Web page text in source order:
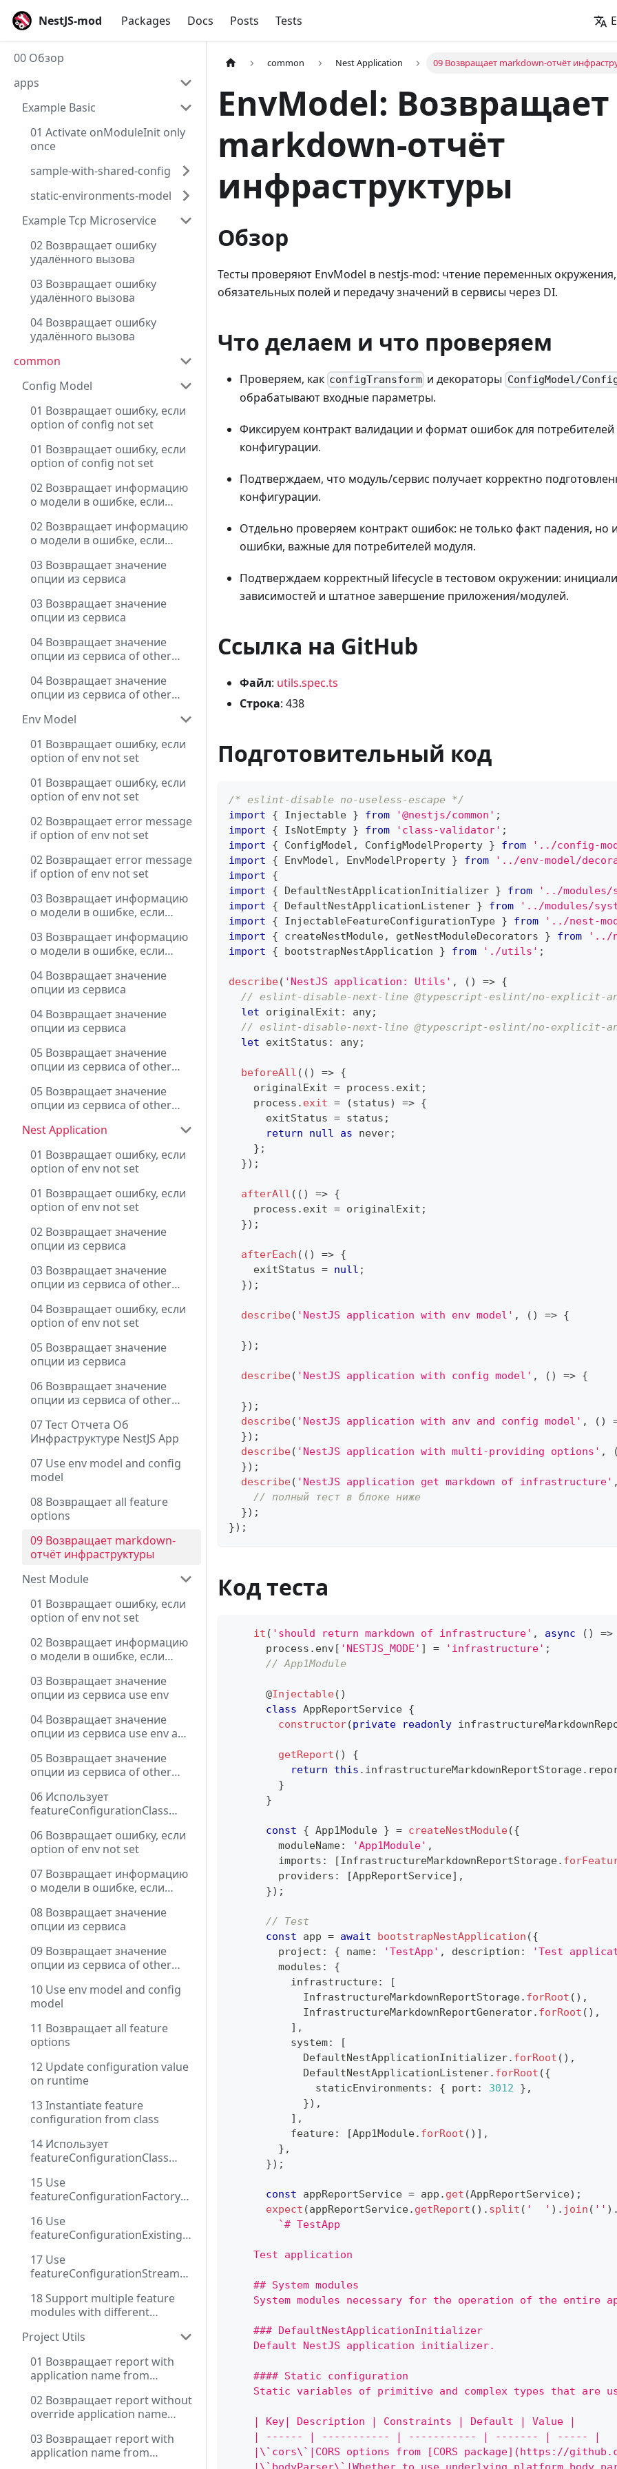
NestJS-mod Packages Docs Posts Tests
00 Обзор
apps
Example Basic
01 Activate onModuleInit only
once
sample-with-shared-config
static-environments-model
Example Tcp Microservice
02 Возвращает ошибку
удалённого вызова
03 Возвращает ошибку
удалённого вызова
04 Возвращает ошибку
удалённого вызова
common
Config Model
01 Возвращает ошибку, если
option of config not set
01 Возвращает ошибку, если
option of config not set
02 Возвращает информацию
о модели в ошибке, если
02 Возвращает информацию
о модели в ошибке, если
03 Возвращает значение
опции из сервиса
03 Возвращает значение
опции из сервиса
04 Возвращает значение
опции из сервиса of other
04 Возвращает значение
опции из сервиса of other
Env Model
01 Возвращает ошибку, если
option of env not set
01 Возвращает ошибку, если
option of env not set
02 Возвращает error message
if option of env not set
02 Возвращает error message
if option of env not set
03 Возвращает информацию
о модели в ошибке, если
03 Возвращает информацию
о модели в ошибке, если
04 Возвращает значение
опции из сервиса
04 Возвращает значение
опции из сервиса
05 Возвращает значение
опции из сервиса of other
05 Возвращает значение
опции из сервиса of other
Nest Application
01 Возвращает ошибку, если
option of env not set
01 Возвращает ошибку, если
option of env not set
02 Возвращает значение
опции из сервиса
03 Возвращает значение
опции из сервиса of other
04 Возвращает ошибку, если
option of env not set
05 Возвращает значение
опции из сервиса
06 Возвращает значение
опции из сервиса of other
07 Тест Отчета Об
Инфраструктуре NestJS App
07 Use env model and config
model
08 Возвращает all feature
options
09 Возвращает markdown-
отчёт инфраструктуры
Nest Module
01 Возвращает ошибку, если
option of env not set
02 Возвращает информацию
о модели в ошибке, если
03 Возвращает значение
опции из сервиса use env
04 Возвращает значение
опции из сервиса use env and
05 Возвращает значение
опции из сервиса of other
06 Использует
featureConfigurationClass
06 Возвращает ошибку, если
option of env not set
07 Возвращает информацию
о модели в ошибке, если
08 Возвращает значение
опции из сервиса
09 Возвращает значение
опции из сервиса of other
10 Use env model and config
model
11 Возвращает all feature
options
12 Update configuration value
on runtime
13 Instantiate feature
configuration from class
14 Использует
featureConfigurationClass
15 Use
featureConfigurationFactory
16 Use
featureConfigurationExisting
17 Use
featureConfigurationStream
18 Support multiple feature
modules with different
Project Utils
01 Возвращает report with
application name from
prefix for env
02 Возвращает report without
override application name
03 Возвращает report with
application name from
common Nest Application 09 Возвращает markdown-отчёт
EnvModel: Возвращает
markdown-отчёт
инфраструктуры
Обзор
Тесты проверяют EnvModel в nestjs-mod: чтение переменных
обязательных полей и передачу значений в сервисы через DI.
Что делаем и что проверяем
Проверяем, как configTransform и декораторы ConfigModel/
обрабатывают входные параметры.
Фиксируем контракт валидации и формат ошибок для потребителей
конфигурации.
Подтверждаем, что модуль/сервис получает корректно
конфигурации.
Отдельно проверяем контракт ошибок: не только факт падения, но
ошибки, важные для потребителей модуля.
Подтверждаем корректный lifecycle в тестовом окружении:
зависимостей и штатное завершение приложения/модулей.
Ссылка на GitHub
Файл: utils.spec.ts
Строка: 438
Подготовительный код
/* eslint-disable no-useless-escape */
import
{ Injectable } from '@nestjs/common' ;
import
{ IsNotEmpty } from 'class-validator' ;
import
{ ConfigModel , ConfigModelProperty } from '../config-
import
{ EnvModel , EnvModelProperty } from '../env-model/
import
{
import
{ DefaultNestApplicationInitializer } from
'../
import
{ DefaultNestApplicationListener } from
'../modules/
import
{ InjectableFeatureConfigurationType } from '../nest-
import
{ createNestModule, getNestModuleDecorators } from '../
import
{ bootstrapNestApplication } from './utils' ;
describe( 'NestJS application: Utils' , ( ) => {
// eslint-disable-next-line @typescript-eslint/no-explicit-
let originalExit : any;
// eslint-disable-next-line @typescript-eslint/no-explicit-
let exitStatus : any;
beforeAll ( ( ) => {
    originalExit
= process . exit ;
    process
. exit = (status) => {
      exitStatus
= status ;
return
null as never;
} ;
}) ;
afterAll ( ( ) => {
    process
. exit = originalExit ;
}) ;
afterEach ( ( ) => {
    exitStatus
= null ;
}) ;
describe( 'NestJS application with env model' , ( ) => {
}) ;
describe( 'NestJS application with config model' , ( ) => {
}) ;
describe( 'NestJS application with anv and config model' , ( )
}) ;
describe( 'NestJS application with multi-providing options' , (
}) ;
describe( 'NestJS application get markdown of infrastructure' ,
// полный тест в блоке ниже
}) ;
}) ;
Код теста
it ( 'should return markdown of infrastructure' , async ( ) =>
      process
. env[ 'NESTJS_MODE' ] = 'infrastructure' ;
// App1Module
@Injectable( )
class AppReportService {
constructor(private readonly
getReport ( )
{
return
this . infrastructureMarkdownReportStorage.
}
}
const { App1Module } = createNestModule({
        moduleName
: 'App1Module' ,
        imports
: [InfrastructureMarkdownReportStorage.
        providers
: [AppReportService] ,
}) ;
// Test
const app = await bootstrapNestApplication ({
        project
: { name: 'TestApp' , description : 'Test
        modules
:
{
          infrastructure
:
[
            InfrastructureMarkdownReportStorage
. forRoot ( ) ,
            InfrastructureMarkdownReportGenerator
. forRoot ( ) ,
] ,
          system
:
[
            DefaultNestApplicationInitializer
. forRoot ( ) ,
            DefaultNestApplicationListener
. forRoot ({
              staticEnvironments
: { port : 3012 } ,
}) ,
] ,
          feature
: [App1Module. forRoot ( ) ] ,
} ,
}) ;
const appReportService = app . get (AppReportService) ;
expect (appReportService. getReport ( ) . split ( '  ' ) . join ( '' ) .
`# TestApp
    Test application
    ## System modules
System modules necessary for the operation of the entire
    ### DefaultNestApplicationInitializer
    Default NestJS application initializer.
    #### Static configuration
Static variables of primitive and complex types that are
    | Key| Description | Constraints | Default | Value |
    | ------ | ----------- | ----------- | ------- | ----- |
|\`cors\`|CORS options from [CORS package](https://